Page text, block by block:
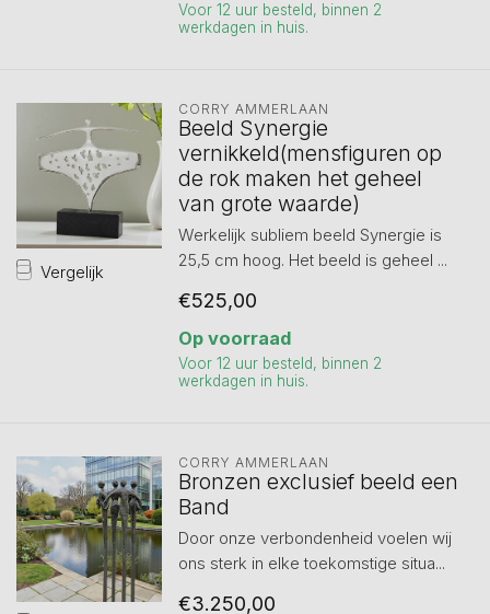
Voor 12 uur besteld, binnen 2
werkdagen in huis.
Vergelijk
CORRY AMMERLAAN
Beeld Synergie
vernikkeld(mensfiguren op
de rok maken het geheel
van grote waarde)
Werkelijk subliem beeld Synergie is
25,5 cm hoog. Het beeld is geheel ...
€525,00
Op voorraad
Voor 12 uur besteld, binnen 2
werkdagen in huis.
CORRY AMMERLAAN
Bronzen exclusief beeld een
Band
Door onze verbondenheid voelen wij
ons sterk in elke toekomstige situa...
€3.250,00